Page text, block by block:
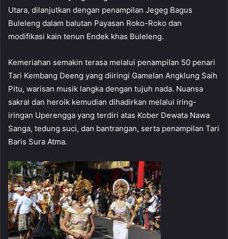
Utara, dilanjutkan dengan penampilan Jegeg Bagus
Buleleng dalam balutan Payasan Roko-Roko dan
modifikasi kain tenun Endek khas Buleleng.
Kemeriahan semakin terasa melalui penampilan 50 penari
Tari Kembang Deeng yang diiringi Gamelan Angklung Saih
Pitu, warisan musik langka dengan tujuh nada. Nuansa
sakral dan heroik kemudian dihadirkan melalui iring-
iringan Uperengga yang terdiri atas Kober Dewata Nawa
Sanga, tedung suci, dan bantrangan, serta penampilan Tari
Baris Sura Atma.